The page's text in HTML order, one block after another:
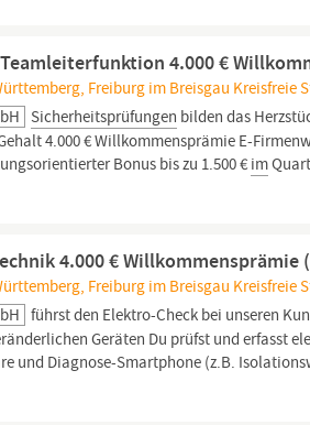
4.000 €
Freiburg im Breisgau Kreisfreie
Sicherheitsprüfungen bilden das
4.000 € Willkommensprämie E-
Bonus bis zu 1.500 € im
4.000 € Willkommensprämie
Freiburg im Breisgau Kreisfreie
führst den Elektro-Check bei unseren
Geräten Du prüfst und erfasst
und Diagnose-Smartphone (z.B.